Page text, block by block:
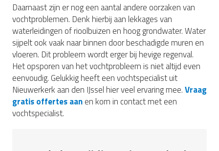
Daarnaast zijn er nog een aantal andere oorzaken van
vochtproblemen. Denk hierbij aan lekkages van
waterleidingen of rioolbuizen en hoog grondwater. Water
sijpelt ook vaak naar binnen door beschadigde muren en
vloeren. Dit probleem wordt erger bij hevige regenval.
Het opsporen van het vochtprobleem is niet altijd even
eenvoudig. Gelukkig heeft een vochtspecialist uit
Nieuwerkerk aan den IJssel hier veel ervaring mee.Vraag
gratis offertes aanen kom in contact met een
vochtspecialist.